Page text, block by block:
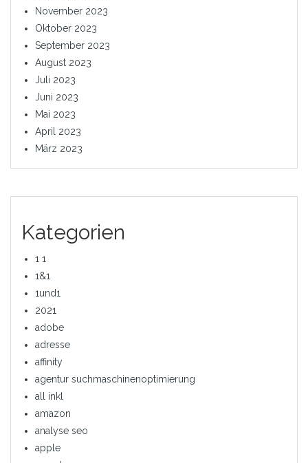
November 2023
Oktober 2023
September 2023
August 2023
Juli 2023
Juni 2023
Mai 2023
April 2023
März 2023
Kategorien
1 1
1&1
1und1
2021
adobe
adresse
affinity
agentur suchmaschinenoptimierung
all inkl
amazon
analyse seo
apple